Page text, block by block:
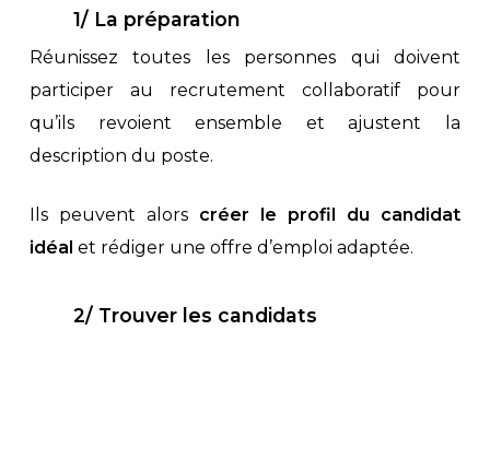
1/ La préparation
Réunissez toutes les personnes qui doivent
participer au recrutement collaboratif pour
qu’ils revoient ensemble et ajustent la
description du poste.
Ils peuvent alors créer le profil du candidat
idéal et rédiger une offre d’emploi adaptée.
2/ Trouver les candidats